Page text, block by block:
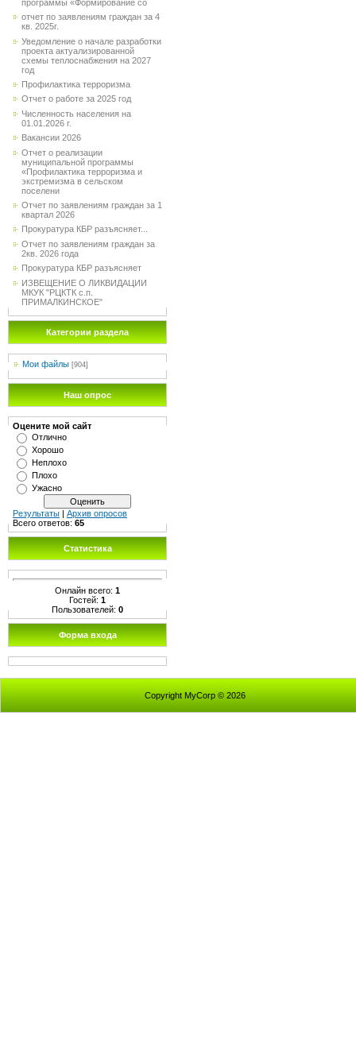
программы «Формирование со
отчет по заявлениям граждан за 4
кв. 2025г.
Уведомление о начале разработки
проекта актуализированной
схемы теплоснабжения на 2027
год
Профилактика терроризма
Отчет о работе за 2025 год
Численность населения на
01.01.2026 г.
Вакансии 2026
Отчет о реализации
муниципальной программы
«Профилактика терроризма и
экстремизма в сельском
поселени
Отчет по заявлениям граждан за 1
квартал 2026
Прокуратура КБР разъясняет...
Отчет по заявлениям граждан за
2кв. 2026 года
Прокуратура КБР разъясняет
ИЗВЕЩЕНИЕ О ЛИКВИДАЦИИ
МКУК "РЦКТК с.п.
ПРИМАЛКИНСКОЕ"
Категории раздела
Мои файлы [904]
Наш опрос
Оцените мой сайт
Отлично
Хорошо
Неплохо
Плохо
Ужасно
Результаты | Архив опросов
Всего ответов: 65
Статистика
Онлайн всего: 1
Гостей: 1
Пользователей: 0
Форма входа
Copyright MyCorp © 2026